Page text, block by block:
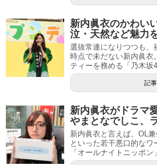
新内眞衣のかわい
泣・天然など魅力
選抜常連になりつつも、
時点で未だない新内眞衣
ティーを務める「乃木坂
記
新内眞衣がドラマ
やまとなでしこ、
新内眞衣と言えば、OL
といった若干悪口的なワ
「オールナイトニッポ